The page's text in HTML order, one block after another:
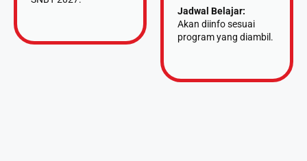
Jadwal Belajar:
Akan diinfo sesuai
program yang diambil.